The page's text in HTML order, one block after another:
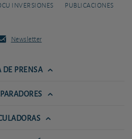
INVERSIONES PUBLICACIONES
Newsletter
DE PRENSA